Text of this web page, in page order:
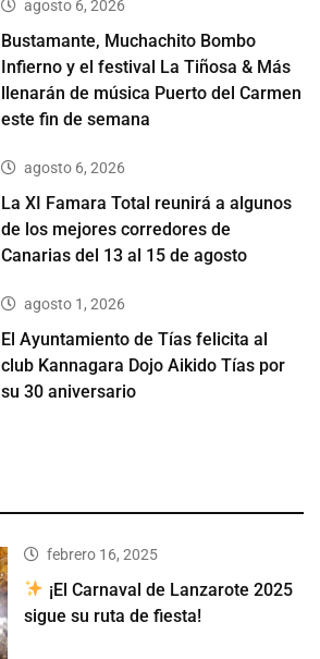
agosto 6, 2026
Bustamante, Muchachito Bombo
Infierno y el festival La Tiñosa & Más
llenarán de música Puerto del Carmen
este fin de semana
agosto 6, 2026
La XI Famara Total reunirá a algunos
de los mejores corredores de
Canarias del 13 al 15 de agosto
agosto 1, 2026
El Ayuntamiento de Tías felicita al
club Kannagara Dojo Aikido Tías por
su 30 aniversario
febrero 16, 2025
¡El Carnaval de Lanzarote 2025
sigue su ruta de fiesta!